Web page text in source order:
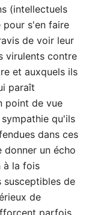
(intellectuels
pour s'en faire
de voir leur
virulents contre
et auxquels ils
paraît
point de vue
qu'ils
dans ces
donner un écho
à la fois
susceptibles de
de
parfois